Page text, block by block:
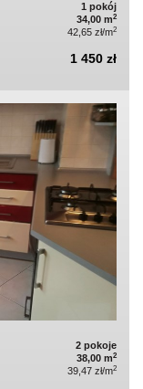
1 pokój
34,00 m2
42,65 zł/m2
1 450 zł
2 pokoje
38,00 m2
39,47 zł/m2